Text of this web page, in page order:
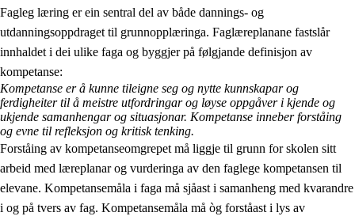
2. Prinsipp for læring, utvikling og danning
2.1 Sosial læring og utvikling
2.2 Kompetanse i faga
2.3 Grunnleggjande ferdigheiter
Fagleg læring er ein sentral del av både dannings- og
utdanningsoppdraget til grunnopplæringa. Faglæreplanane fastslår
innhaldet i dei ulike faga og byggjer på følgjande definisjon av
kompetanse:
Kompetanse er å kunne tileigne seg og nytte kunnskapar og
ferdigheiter til å meistre utfordringar og løyse oppgåver i kjende og
ukjende samanhengar og situasjonar. Kompetanse inneber forståing
og evne til refleksjon og kritisk tenking.
Forståing av kompetanseomgrepet må liggje til grunn for skolen sitt
arbeid med læreplanar og vurderinga av den faglege kompetansen til
elevane. Kompetansemåla i faga må sjåast i samanheng med kvarandre
i og på tvers av fag. Kompetansemåla må òg forståast i lys av